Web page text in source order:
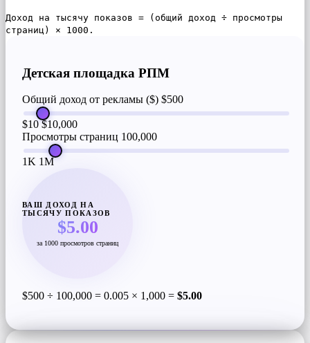
Доход на тысячу показов = (общий доход ÷ просмотры
страниц) × 1000.
Детская площадка РПМ
Общий доход от рекламы ($) $500
$10 $10,000
Просмотры страниц 100,000
1K 1M
ВАШ ДОХОД НА
ТЫСЯЧУ ПОКАЗОВ
$5.00
за 1000 просмотров страниц
$500 ÷ 100,000 = 0.005 × 1,000 = $5.00